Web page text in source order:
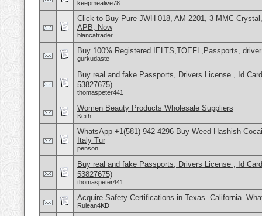
keepmealive78
Click to Buy Pure JWH-018, AM-2201, 3-MMC
APB, Now
blancatrader
Buy 100% Registered IELTS,TOEFL,Passports,
gurkudaste
Buy real and fake Passports, Drivers License , Id
53827675)
thomaspeter441
Women Beauty Products Wholesale Suppliers
Keith
WhatsApp +1(581) 942-4296 Buy Weed Hashish
Italy Tur
penson
Buy real and fake Passports, Drivers License , Id
53827675)
thomaspeter441
Acquire Safety Certifications in Texas. California.
Rulean4KD